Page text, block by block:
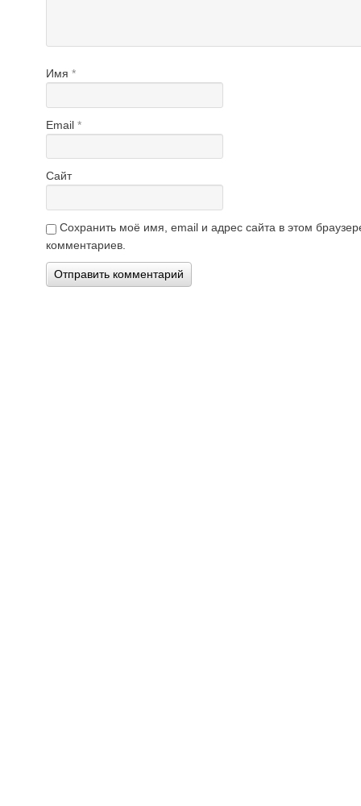
Имя *
Email *
Сайт
Сохранить моё имя, email и адрес сайта в этом
комментариев.